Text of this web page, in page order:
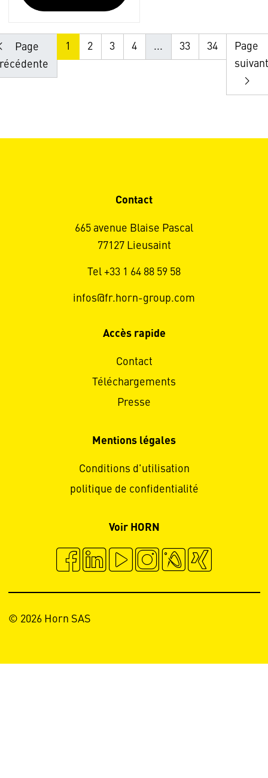
Page
1 2 3 4 ... 33 34
Page
Contact
665 avenue Blaise Pascal
77127 Lieusaint
Tel +33 1 64 88 59 58
infos@fr.horn-group.com
Accès rapide
Contact
Téléchargements
Presse
Mentions légales
Conditions d'utilisation
politique de confidentialité
Voir HORN
© 2026 Horn SAS